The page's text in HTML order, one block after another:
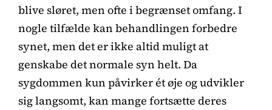
blive sløret, men ofte i begrænset omfang. I
nogle tilfælde kan behandlingen forbedre
synet, men det er ikke altid muligt at
genskabe det normale syn helt. Da
sygdommen kun påvirker ét øje og udvikler
sig langsomt, kan mange fortsætte deres